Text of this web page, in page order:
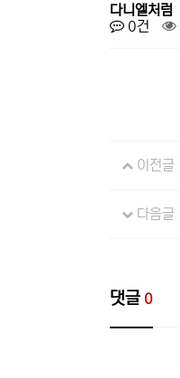
다니엘처럼
0건
이전글
다음글
댓글 0